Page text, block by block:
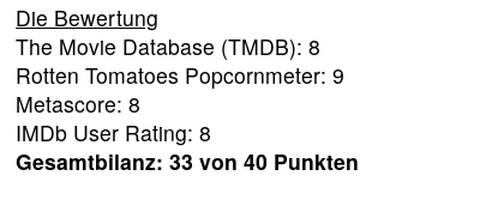
Die Bewertung
The Movie Database (TMDB): 8
Rotten Tomatoes Popcornmeter: 9
Metascore: 8
IMDb User Rating: 8
Gesamtbilanz: 33 von 40 Punkten